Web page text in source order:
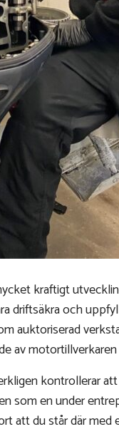
kraftigt
och
auktoriserad
av
kontrollerar
som en under
att du står där